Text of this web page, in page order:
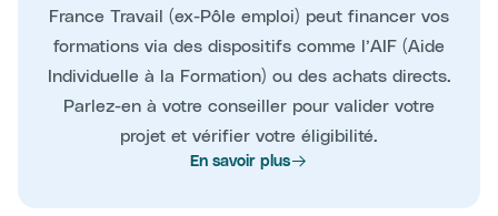
France Travail (ex-Pôle emploi) peut financer vos
formations via des dispositifs comme l’AIF (Aide
Individuelle à la Formation) ou des achats directs.
Parlez-en à votre conseiller pour valider votre
projet et vérifier votre éligibilité.
En savoir plus